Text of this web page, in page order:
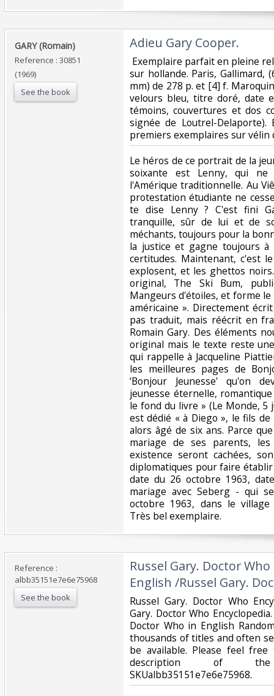
‎GARY (Romain)‎
Reference : 30851
(1969)
See the book
‎Adieu Gary Cooper.‎
Exemplaire parfait en pleine
sur hollande. Paris, Gallimard,
mm) de 278 p. et [4] f.
velours bleu, titre doré, date
témoins, couvertures et dos
signée de Loutrel-
premiers exemplaires sur vélin
‎Le héros de ce portrait de la
soixante est Lenny, qui
l'Amérique traditionnelle. Au
protestation étudiante ne
te dise Lenny ? C'est fini
tranquille, sûr de lui et de
méchants, toujours pour la
la justice et gagne toujours à
certitudes. Maintenant, c'est
explosent, et les ghettos
original, The Ski Bum,
Mangeurs d'étoiles, et forme le
américaine ». Directement
pas traduit, mais réécrit en
Romain Gary. Des éléments
original mais le texte reste
qui rappelle à Jacqueline
les meilleures pages de
‘Bonjour Jeunesse' qu'on
jeunesse éternelle,
le fond du livre » (Le Monde, 5
est dédié « à Diego », le fils de
alors âgé de six ans. Parce
mariage de ses parents,
existence seront cachées,
diplomatiques pour faire
date du 26 octobre 1963,
mariage avec Seberg - qui
octobre 1963, dans le village
Très bel exemplaire. ‎
Reference :
albb35151e7e6e75968
See the book
‎Russel Gary. Doctor
English /Russel Gary.
‎Russel Gary. Doctor Who
Gary. Doctor Who
Doctor Who in English
thousands of titles and often
be available. Please feel
description of the
SKUalbb35151e7e6e75968.‎